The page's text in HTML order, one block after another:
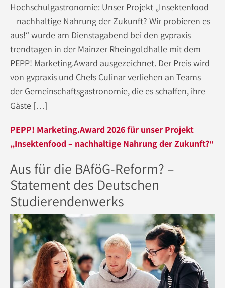
Hochschulgastronomie: Unser Projekt „Insektenfood
– nachhaltige Nahrung der Zukunft? Wir probieren es
aus!“ wurde am Dienstagabend bei den gvpraxis
trendtagen in der Mainzer Rheingoldhalle mit dem
PEPP! Marketing.Award ausgezeichnet. Der Preis wird
von gvpraxis und Chefs Culinar verliehen an Teams
der Gemeinschaftsgastronomie, die es schaffen, ihre
Gäste […]
PEPP! Marketing.Award 2026 für unser Projekt
„Insektenfood – nachhaltige Nahrung der Zukunft?“
Aus für die BAföG-Reform? –
Statement des Deutschen
Studierendenwerks